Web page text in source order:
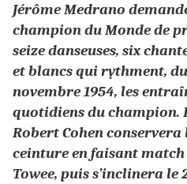
Jérôme Medrano
champion du Monde de
seize danseuses, six
et blancs qui rythment,
novembre 1954, les
quotidiens du champion.
Robert Cohen conservera
ceinture en faisant
Towee, puis s’inclinera